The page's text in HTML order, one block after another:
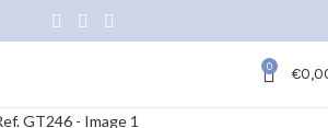
0 €